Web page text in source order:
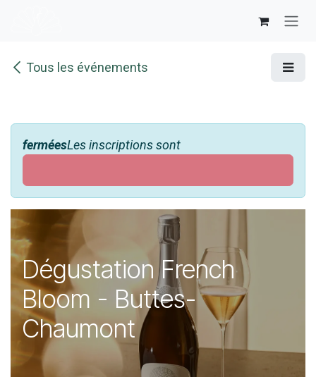
Tous les événements
ferméesLes inscriptions sont
Dégustation French
Bloom - Buttes-
Chaumont